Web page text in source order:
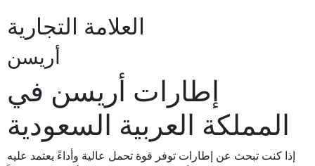
العلامة التجارية
أريسن
إطارات أريسن في
المملكة العربية السعودية
إذا كنت تبحث عن إطارات توفر قوة تحمل عالية وأداءً يعتمد عليه